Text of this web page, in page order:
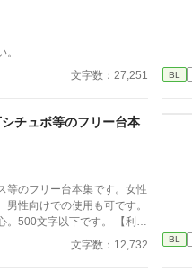
さんの執着は日に日に重
こまでも幸福として受け入
ポリス限定
文字数：27,251 BL
シチュボ等のフリー台本
等のフリー台本集です。女性
男性向けでの使用も可です。
文字以下です。 【利用
方言・男女逆転などのアレ
ュボ以外にもASMR・ボイ
文字数：12,732 BL